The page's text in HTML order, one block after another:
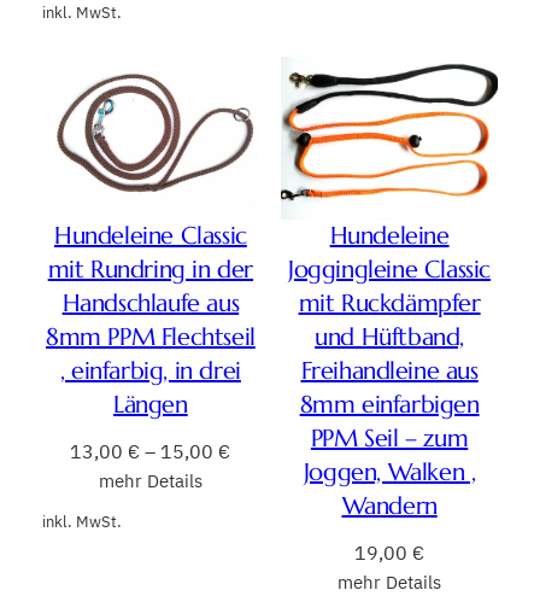
inkl. MwSt.
Hundeleine Classic
mit Rundring in der
Handschlaufe aus
8mm PPM Flechtseil
, einfarbig, in drei
Längen
13,00 € – 15,00 €
mehr Details
inkl. MwSt.
Hundeleine
Joggingleine Classic
mit Ruckdämpfer
und Hüftband,
Freihandleine aus
8mm einfarbigen
PPM Seil – zum
Joggen, Walken ,
Wandern
19,00 €
mehr Details